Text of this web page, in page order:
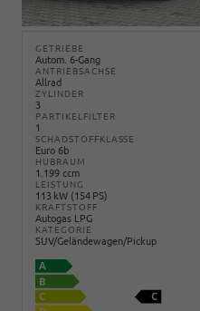
GETRIEBE
Autom. 6-Gang
ANTRIEBSACHSE
Allrad
ZYLINDER
3
PARTIKELFILTER
1
SCHADSTOFFKLASSE
Euro 6b
HUBRAUM
1.199 ccm
LEISTUNG
113 kW (154 PS)
KRAFTSTOFF
Autogas LPG
KATEGORIE
SUV/Geländewagen/Pickup